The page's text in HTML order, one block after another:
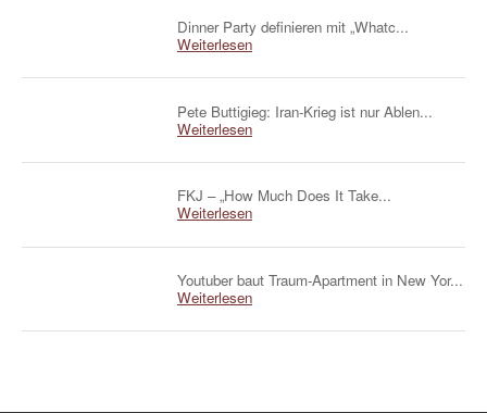
Dinner Party definieren mit „Whatc...
Weiterlesen
Pete Buttigieg: Iran-Krieg ist nur Ablen...
Weiterlesen
FKJ – „How Much Does It Take...
Weiterlesen
Youtuber baut Traum-Apartment in New Yor...
Weiterlesen